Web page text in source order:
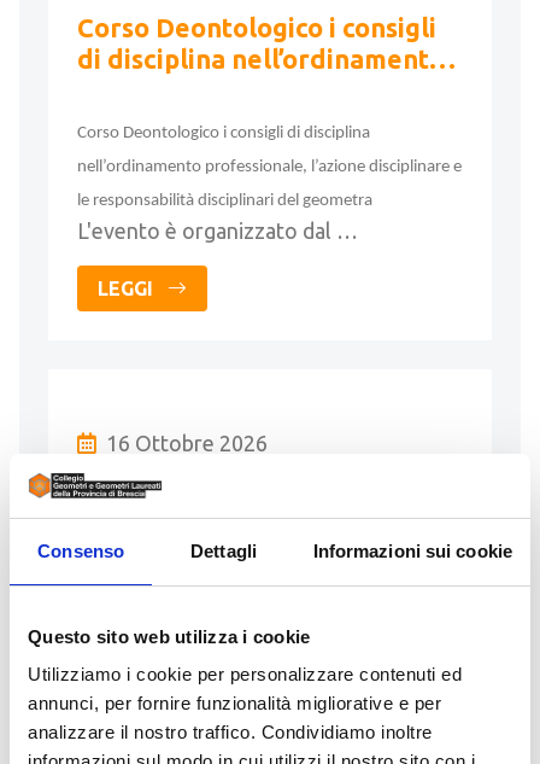
Consenso Dettagli Informazioni sui cookie
Questo sito web utilizza i cookie
Utilizziamo i cookie per personalizzare contenuti ed
annunci, per fornire funzionalità migliorative e per
analizzare il nostro traffico. Condividiamo inoltre
Corso Deontologico i consigli
di disciplina nell’ordinamento
disciplinare ..
Corso Deontologico i consigli di disciplina
nell’ordinamento professionale, l’azione disciplinare e
le responsabilità disciplinari del geometra
L'evento è organizzato dal …
LEGGI
16 Ottobre 2026
Corso IL CTU OGGI Ruolo,
funzioni e attività alla luce
della riforma Cartabia (16h)
L'evento è organizzato dal Collegio
provincia di Brescia e patrocinato dagli
Architetti Paesaggisti Pianificatori e
Conservatori della Provincia di Brescia,
…